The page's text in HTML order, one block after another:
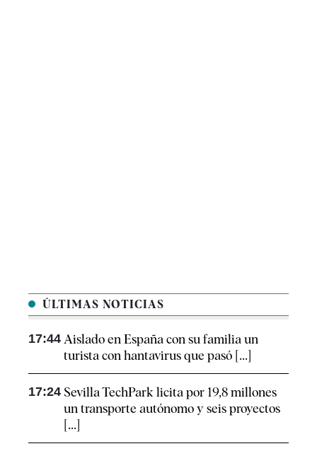
ÚLTIMAS NOTICIAS
17:44 Aislado en España con su familia un
turista con hantavirus que pasó [...]
17:24 Sevilla TechPark licita por 19,8 millones
un transporte autónomo y seis proyectos
[...]